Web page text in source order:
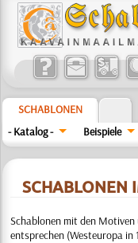
SCHABLONEN
- Katalog -
Beispiele
SCHABLONEN
Schablonen mit den Motiven
entsprechen (Westeuropa in